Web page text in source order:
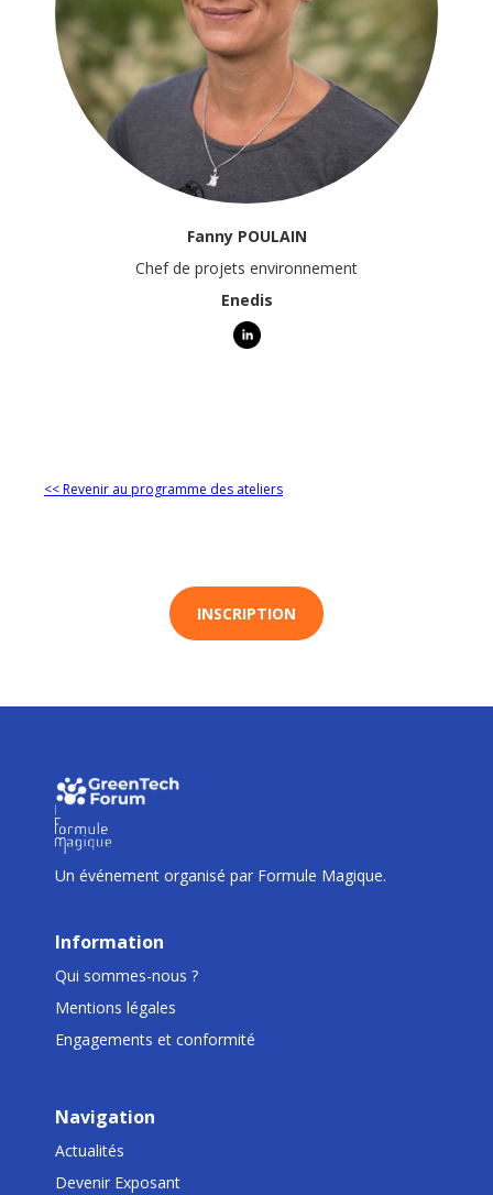
Fanny POULAIN
Chef de projets environnement
Enedis
<< Revenir au programme des ateliers
INSCRIPTION
III
Un événement organisé par Formule Magique.
Information
Qui sommes-nous ?
Mentions légales
Engagements et conformité
Navigation
Actualités
Devenir Exposant